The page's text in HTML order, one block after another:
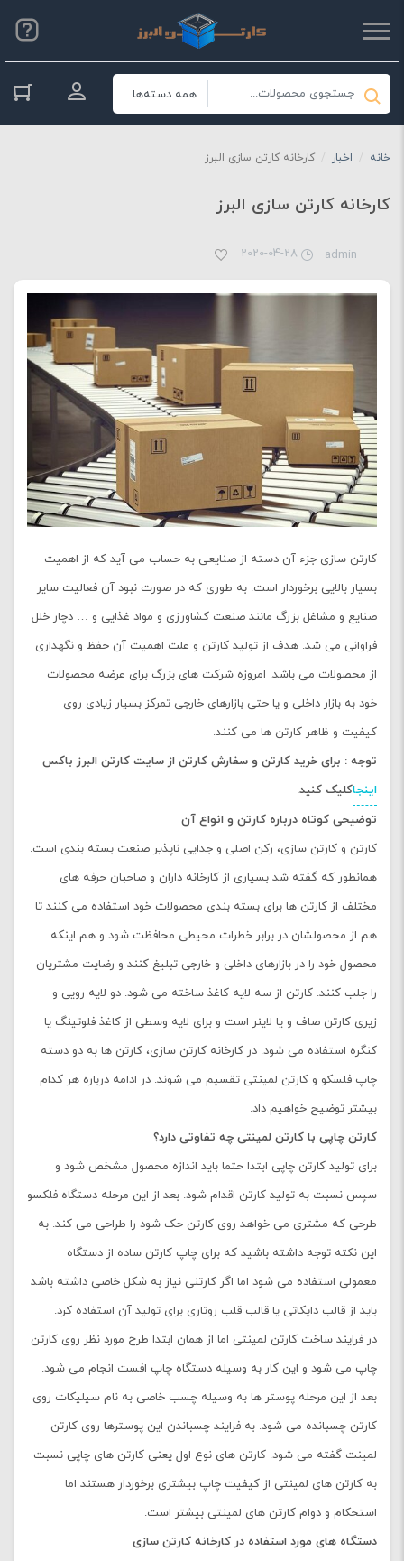
ورود به
خانه اخبار کارخانه کارتن سازی البرز
کارخانه کارتن سازی البرز
admin
2020-04-28
کارتن سازی جزء آن دسته از صنایعی به حساب می آید که از اهمیت
بسیار بالایی برخوردار است. به طوری که در صورت نبود آن فعالیت سایر
صنایع و مشاغل بزرگ مانند صنعت کشاورزی و مواد غذایی و … دچار خلل
فراوانی می شد. هدف از تولید کارتن و علت اهمیت آن حفظ و نگهداری
از محصولات می باشد. امروزه شرکت های بزرگ برای عرضه محصولات
خود به بازار داخلی و یا حتی بازارهای خارجی تمرکز بسیار زیادی روی
کیفیت و ظاهر کارتن ها می کنند.
توجه : برای خرید کارتن و سفارش کارتن از سایت کارتن البرز باکس
اینجاکلیک کنید.
توضیحی کوتاه درباره کارتن و انواع آن
کارتن و کارتن سازی، رکن اصلی و جدایی ناپذیر صنعت بسته بندی است.
همانطور که گفته شد بسیاری از کارخانه داران و صاحبان حرفه های
مختلف از کارتن ها برای بسته بندی محصولات خود استفاده می کنند تا
هم از محصولشان در برابر خطرات محیطی محافظت شود و هم اینکه
محصول خود را در بازارهای داخلی و خارجی تبلیغ کنند و رضایت مشتریان
را جلب کنند. کارتن از سه لایه کاغذ ساخته می شود. دو لایه رویی و
زیری کارتن صاف و یا لاینر است و برای لایه وسطی از کاغذ فلوتینگ یا
کنگره استفاده می شود. در کارخانه کارتن سازی، کارتن ها به دو دسته
چاپ فلسکو و کارتن لمینتی تقسیم می شوند. در ادامه درباره هر کدام
بیشتر توضیح خواهیم داد.
کارتن چاپی با کارتن لمینتی چه تفاوتی دارد؟‌
برای تولید کارتن چاپی ابتدا حتما باید اندازه محصول مشخص شود و
سپس نسبت به تولید کارتن اقدام شود. بعد از این مرحله دستگاه فلکسو
طرحی که مشتری می خواهد روی کارتن حک شود را طراحی می کند. به
این نکته توجه داشته باشید که برای چاپ کارتن ساده از دستگاه
معمولی استفاده می شود اما اگر کارتنی نیاز به شکل خاصی داشته باشد
باید از قالب دایکاتی یا قالب قلب روتاری برای تولید آن استفاده کرد.
در فرایند ساخت کارتن لمینتی اما از همان ابتدا طرح مورد نظر روی کارتن
چاپ می شود و این کار به وسیله دستگاه چاپ افست انجام می شود.
بعد از این مرحله پوستر ها به وسیله چسب خاصی به نام سیلیکات روی
کارتن چسبانده می شود. به فرایند چسباندن این پوسترها روی کارتن
لمینت گفته می شود. کارتن های نوع اول یعنی کارتن های چاپی نسبت
به کارتن های لمینتی از کیفیت چاپ بیشتری برخوردار هستند اما
استحکام و دوام کارتن های لمینتی بیشتر است.
دستگاه های مورد استفاده در کارخانه کارتن سازی